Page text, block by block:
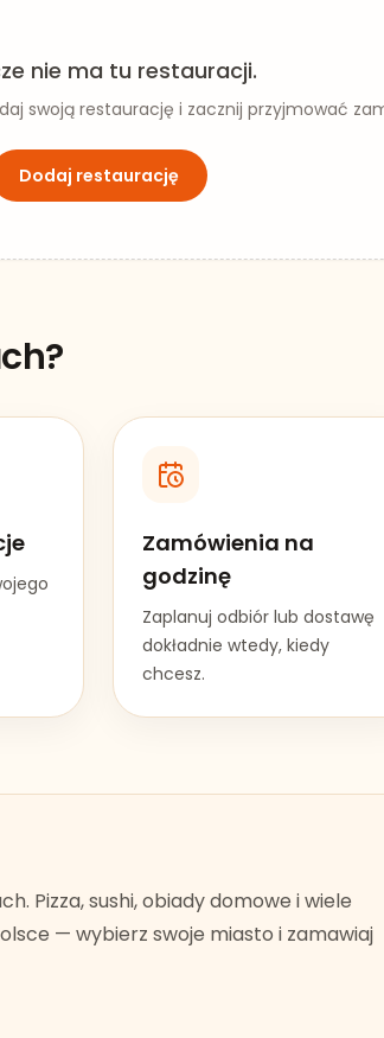
nie ma tu restauracji.
swoją restaurację i zacznij przyjmować
Dodaj restaurację
?
Zamówienia na
godzinę
Zaplanuj odbiór lub dostawę
dokładnie wtedy, kiedy
chcesz.
. Pizza, sushi, obiady domowe i wiele
— wybierz swoje miasto i zamawiaj